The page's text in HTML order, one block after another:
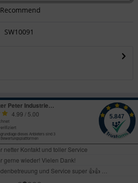
Recommend
SW10091